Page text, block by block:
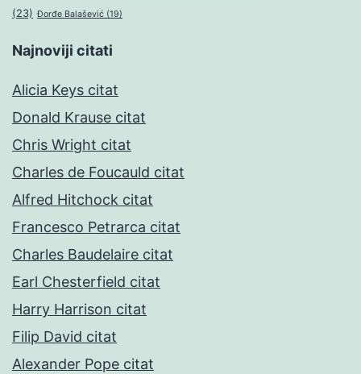
(23) Đorđe Balašević (19)
Najnoviji citati
Alicia Keys citat
Donald Krause citat
Chris Wright citat
Charles de Foucauld citat
Alfred Hitchock citat
Francesco Petrarca citat
Charles Baudelaire citat
Earl Chesterfield citat
Harry Harrison citat
Filip David citat
Alexander Pope citat